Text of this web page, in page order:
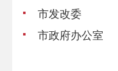
市发改委
市政府办公室